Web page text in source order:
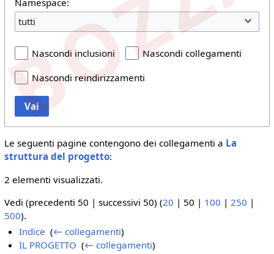
tutti
Nascondi inclusioni
Nascondi collegamenti
Nascondi reindirizzamenti
Vai
Le seguenti pagine contengono dei collegamenti a La
struttura del progetto:
2 elementi visualizzati.
Vedi (precedenti 50 | successivi 50) (20 | 50 | 100 | 250 |
500).
Indice ‎(← collegamenti)
IL PROGETTO ‎(← collegamenti)